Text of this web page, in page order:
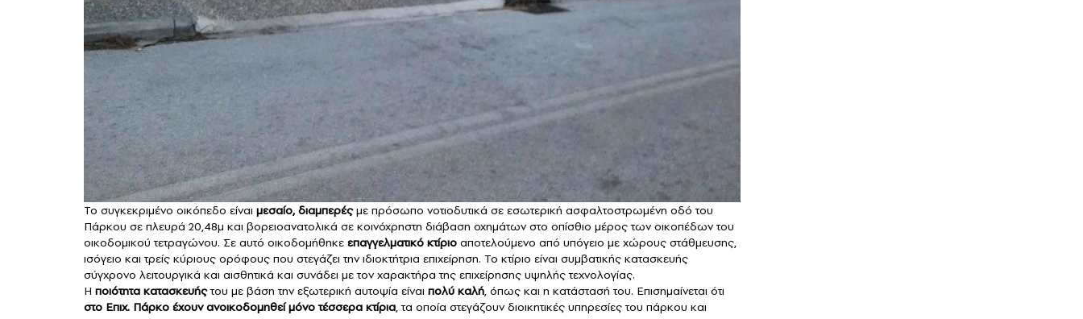
Το συγκεκριμένο οικόπεδο είναι μεσαίο, διαμπερέςμε πρόσωπο νοτιοδυτικά σε εσωτερική ασφαλτοστρωμένη οδό του
Πάρκου σε πλευρά 20,48μ και βορειοανατολικά σε κοινόχρηστη διάβαση οχημάτων στο οπίσθιο μέρος των οικοπέδων του
οικοδομικού τετραγώνου. Σε αυτό οικοδομήθηκε επαγγελματικό κτίριο αποτελούμενο από υπόγειο με χώρους στάθμευσης,
ισόγειο και τρείς κύριους ορόφους που στεγάζει την ιδιοκτήτρια επιχείρηση. Το κτίριο είναι συμβατικής κατασκευής
σύγχρονο λειτουργικά και αισθητικά και συνάδει με τον χαρακτήρα της επιχείρησης υψηλής τεχνολογίας.
Η ποιότητα κατασκευήςτου με βάση την εξωτερική αυτοψία είναι πολύ καλή, όπως και η κατάστασή του. Επισημαίνεται ότι
στο Επιχ. Πάρκο έχουν ανοικοδομηθεί μόνο τέσσερα κτίρια, τα οποία στεγάζουν διοικητικές υπηρεσίες του πάρκου και